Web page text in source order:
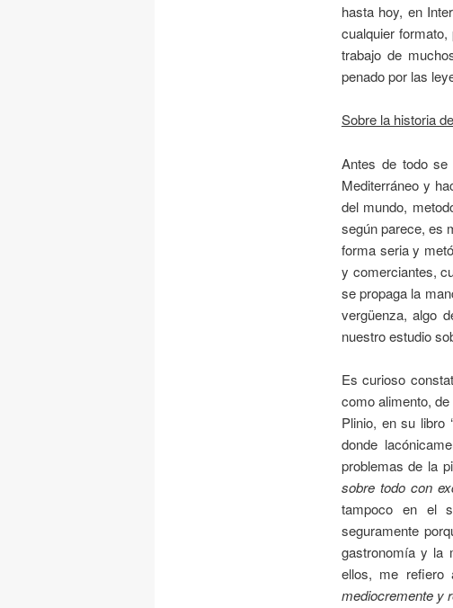
hasta hoy, en
cualquier
trabajo de
penado por las
Sobre la historia
Antes de todo
Mediterráneo y
del mundo,
según parece, es
forma seria y
y comerciantes,
se propaga la
vergüenza, algo
nuestro estudio
Es curioso
como alimento, de
Plinio, en su libro
donde
problemas de la
sobre todo con
tampoco en el
seguramente
gastronomía y la
ellos, me refiero
mediocremente y